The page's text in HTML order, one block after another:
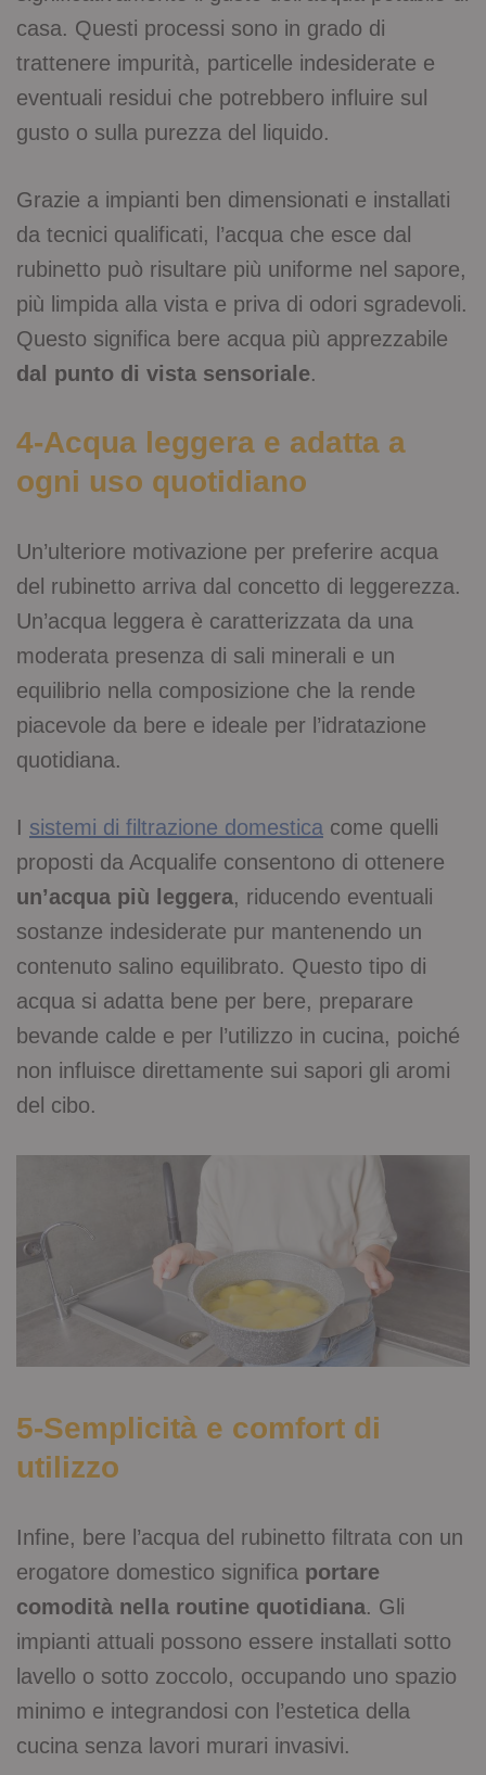
casa. Questi processi sono in grado di
trattenere impurità, particelle indesiderate e
eventuali residui che potrebbero influire sul
gusto o sulla purezza del liquido.
Grazie a impianti ben dimensionati e installati
da tecnici qualificati, l’acqua che esce dal
rubinetto può risultare più uniforme nel sapore,
più limpida alla vista e priva di odori sgradevoli.
Questo significa bere acqua più apprezzabile
dal punto di vista sensoriale.
4-Acqua leggera e adatta a
ogni uso quotidiano
Un’ulteriore motivazione per preferire acqua
del rubinetto arriva dal concetto di leggerezza.
Un’acqua leggera è caratterizzata da una
moderata presenza di sali minerali e un
equilibrio nella composizione che la rende
piacevole da bere e ideale per l’idratazione
quotidiana.
I sistemi di filtrazione domestica come quelli
proposti da Acqualife consentono di ottenere
un’acqua più leggera, riducendo eventuali
sostanze indesiderate pur mantenendo un
contenuto salino equilibrato. Questo tipo di
acqua si adatta bene per bere, preparare
bevande calde e per l’utilizzo in cucina, poiché
non influisce direttamente sui sapori gli aromi
del cibo.
5-Semplicità e comfort di
utilizzo
Infine, bere l’acqua del rubinetto filtrata con un
erogatore domestico significa portare
comodità nella routine quotidiana. Gli
impianti attuali possono essere installati sotto
lavello o sotto zoccolo, occupando uno spazio
minimo e integrandosi con l’estetica della
cucina senza lavori murari invasivi.